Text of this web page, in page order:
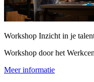
Workshop Inzicht in je
Workshop door het
Meer informatie